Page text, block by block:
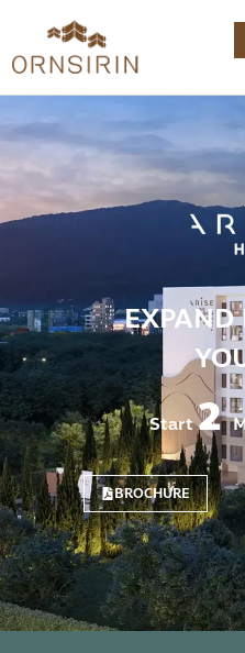
EXPAND
Start2
BROCHURE